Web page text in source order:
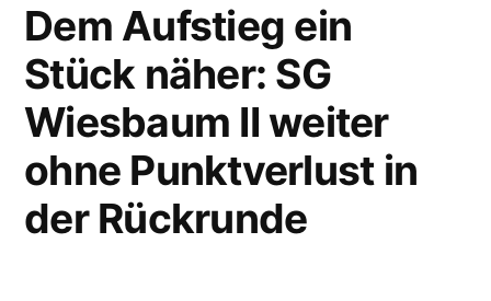
Dem Aufstieg ein
Stück näher: SG
Wiesbaum II weiter
ohne Punktverlust in
der Rückrunde